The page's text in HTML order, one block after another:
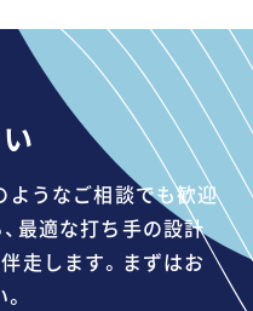
ようなご相談でも歓迎
最適な打ち手の設計
走します。まずはお